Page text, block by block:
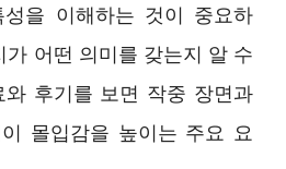
을 이해하는 것이 중요하
가 어떤 의미를 갖는지 알 수
후기를 보면 작중 장면과
몰입감을 높이는 주요 요